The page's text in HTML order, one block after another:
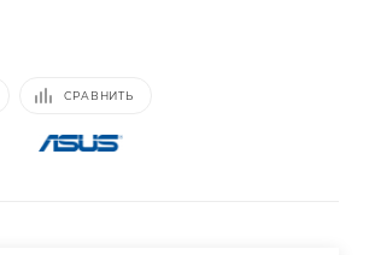
СРАВНИТЬ